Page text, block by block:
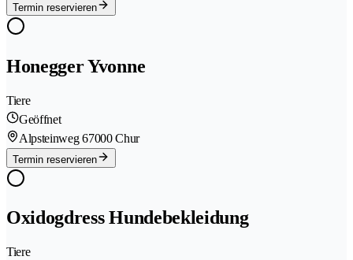
Termin reservieren
Honegger Yvonne
Tiere
Geöffnet
Alpsteinweg 67000 Chur
Termin reservieren
Oxidogdress Hundebekleidung
Tiere